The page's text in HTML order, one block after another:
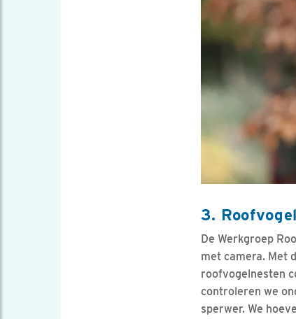
3.
De Werkgroep
met camera. Met
roofvogelnesten
controleren we
sperwer. We